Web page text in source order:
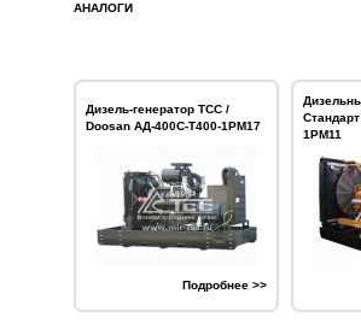
АНАЛОГИ
Дизель-генератор ТСС /
Doosan АД-400С-Т400-1РМ17
Подробнее >>
1РМ11